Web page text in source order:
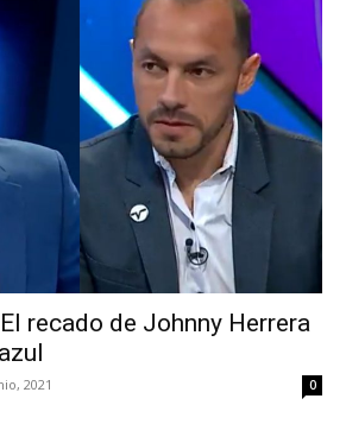
recado de Johnny Herrera
2021 0